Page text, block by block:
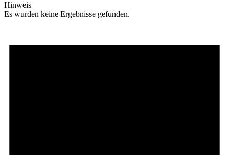
Hinweis
Es wurden keine Ergebnisse gefunden.